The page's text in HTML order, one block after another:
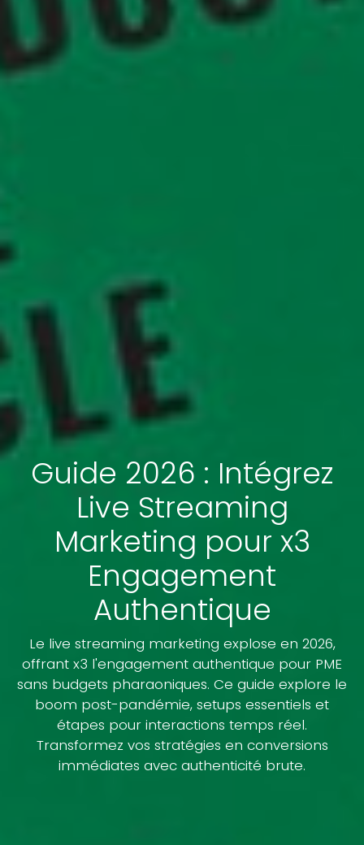
Guide 2026 : Intégrez
Live Streaming
Marketing pour x3
Engagement
Authentique
Le live streaming marketing explose en 2026,
offrant x3 l'engagement authentique pour PME
sans budgets pharaoniques. Ce guide explore le
boom post-pandémie, setups essentiels et
étapes pour interactions temps réel.
Transformez vos stratégies en conversions
immédiates avec authenticité brute.